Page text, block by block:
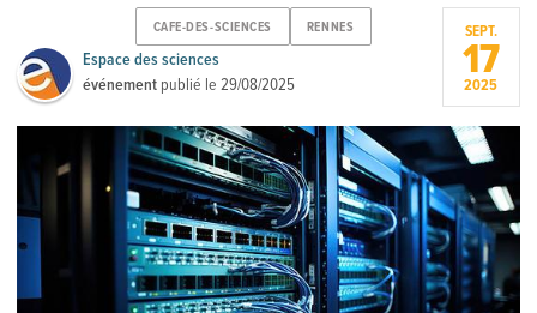
CAFE-DES-SCIENCES RENNES
Espace des sciences
événement publié le29/08/2025
SEPT.
17
2025